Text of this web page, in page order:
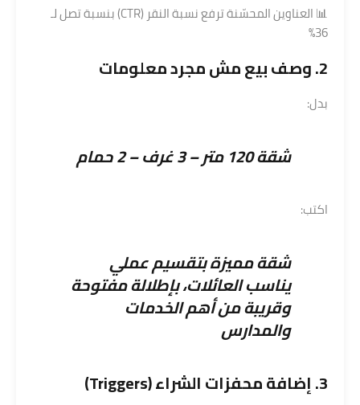
📊 العناوين المحسّنة ترفع نسبة النقر (CTR) بنسبة تصل لـ
36%
2. وصف بيع مش مجرد معلومات
بدل:
شقة120 متر – 3 غرف – 2 حمام
اكتب:
شقة مميزة بتقسيم عملي
يناسب العائلات، بإطلالة مفتوحة
وقريبة من أهم الخدمات
والمدارس
3. إضافة محفزات الشراء (Triggers)